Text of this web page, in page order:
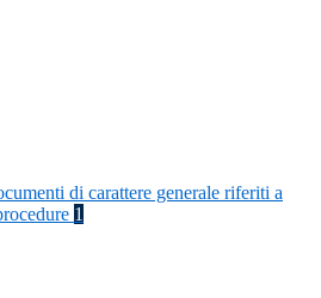
di carattere generale riferiti a
1